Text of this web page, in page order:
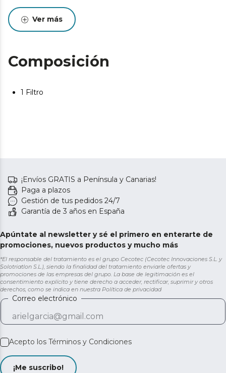
Ver más
Composición
1 Filtro
¡Envíos GRATIS a Península y Canarias!
Paga a plazos
Gestión de tus pedidos 24/7
Garantía de 3 años en España
Apúntate al newsletter y sé el primero en enterarte de
promociones, nuevos productos y mucho más
*El responsable del tratamiento es el grupo Cecotec (Cecotec Innovaciones S.L. y
Solotriatlon S.L.), siendo la finalidad del tratamiento enviarle ofertas y
promociones de las empresas del grupo. La base de legitimación es el
consentimiento explícito y tiene derecho a acceder, rectificar, suprimir y otros
derechos, como se indica en nuestra Política de privacidad
Correo electrónico
Acepto los Términos y Condiciones
¡Me suscribo!